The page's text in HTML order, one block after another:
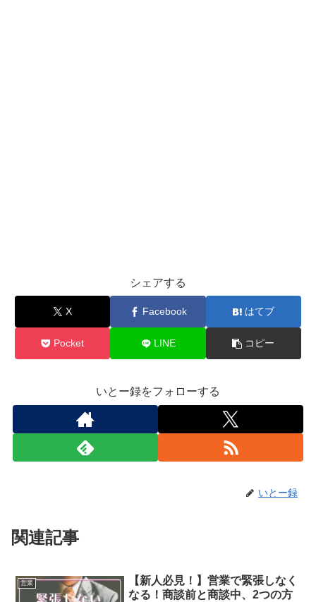
シェアする
X Facebook はてブ
Pocket LINE コピー
いとー録をフォローする
いとー録
関連記事
営業
【新人必見！】営業で緊張しなく
なる！商談前と商談中、2つの方